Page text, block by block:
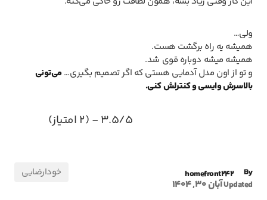
ولی…
همیشه یه راه برگشت هست.
همیشه میشه دوباره قوی شد.
و تو از اون مدل آدمایی هستی که اگر تصمیم بگیری…می‌تونی
بالاسرش وایسی و کنترلش کنی.
3.5/5 - (2 امتیاز)
By
homefront242
Updatedآبان 30, 1404
خودارضایی